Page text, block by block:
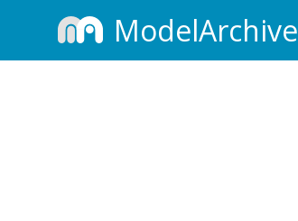
ModelArchive